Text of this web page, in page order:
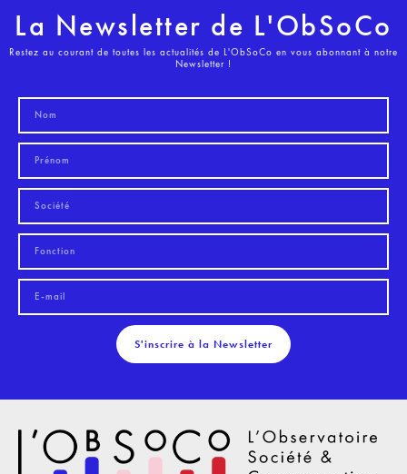
La Newsletter de L'ObSoCo
Restez au courant de toutes les actualités de L'ObSoCo en vous abonnant à notre
Newsletter !
S'inscrire à la Newsletter